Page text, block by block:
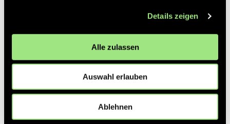
Details zeigen
Alle zulassen
Auswahl erlauben
Ablehnen